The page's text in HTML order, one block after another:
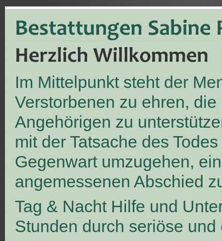
Im Mittelpunkt steht der
Verstorbenen zu ehren, die
Angehörigen zu
mit der Tatsache des
Gegenwart umzugehen,
angemessenen Abschied
Tag & Nacht Hilfe und
Stunden durch seriöse